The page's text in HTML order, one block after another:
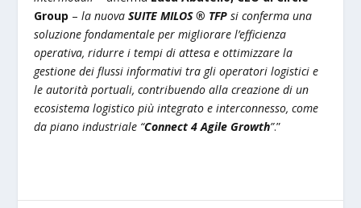
Group –la nuovaSUITE MILOS ® TFP si conferma una
soluzione fondamentale per migliorare l’efficienza
operativa, ridurre i tempi di attesa e ottimizzare la
gestione dei flussi informativi tra gli operatori logistici e
le autorità portuali, contribuendo alla creazione di un
ecosistema logistico più integrato e interconnesso, come
da piano industriale “Connect 4 Agile Growth”.”